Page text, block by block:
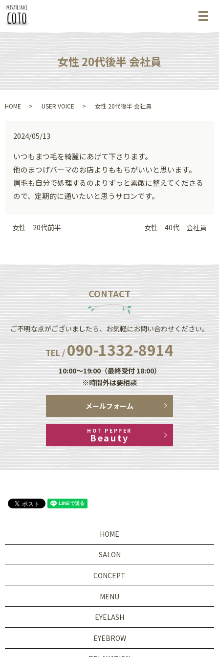
メ
女性 20代後半 会社員
HOME USER VOICE 女性 20代後半 会社員
2024/05/13
いつもまつ毛を綺麗にあげて下さります。
他のまつげパーマのお店よりももちがいいと思います。
眉毛も自分で処理するのよりずっと素敵に整えてくださる
ので、定期的に通いたいと思うサロンです。
女性 20代前半 女性 40代 会社員
CONTACT
ご不明な点がございましたら、お気軽にお問い合わせください。
TEL /090-1332-8914
10:00～19:00（最終受付 18:00）
※時間外は要相談
メールフォーム
HOT PEPPER
Beauty
HOME
SALON
CONCEPT
MENU
EYELASH
EYEBROW